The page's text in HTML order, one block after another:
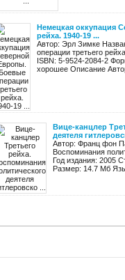
Немецкая оккупация
рейха. 1940-19 ...
Автор: Эрл Зимке
операции третьего
ISBN: 5-9524-2084-2
хорошее Описание
Вице-канцлер
деятеля
Автор: Франц фон
Воспоминания
Год издания: 2005
Размер: 14.7 Мб